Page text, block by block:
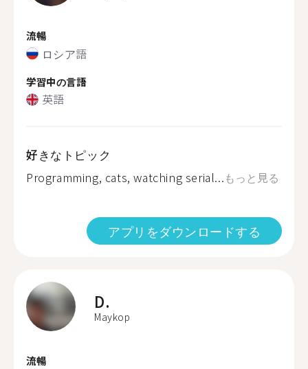
流暢
ロシア語
学習中の言語
英語
好きなトピック
Programming, cats, watching serial...もっと見る
アプリをダウンロードする
D.
Maykop
流暢